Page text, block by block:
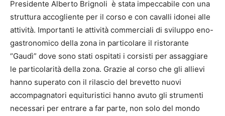
Presidente Alberto Brignoli è stata impeccabile con una
struttura accogliente per il corso e con cavalli idonei alle
attività. Importanti le attività commerciali di sviluppo eno-
gastronomico della zona in particolare il ristorante
“Gaudì” dove sono stati ospitati i corsisti per assaggiare
le particolarità della zona. Grazie al corso che gli allievi
hanno superato con il rilascio del brevetto nuovi
accompagnatori equituristici hanno avuto gli strumenti
necessari per entrare a far parte, non solo del mondo